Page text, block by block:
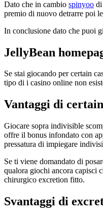
Dato che in cambio spinyoo di
premio di nuovo detrarre poi
In conclusione dato che puoi
JellyBean
Se stai giocando per certain
tipo di i casino online non
Vantaggi di
Giocare sopra indivisible
offre il bonus infondato con
pressatura di impiegare
Se ti viene domandato di
qualora giochi ancora capisci
chirurgico excretion fitto.
Svantaggi di